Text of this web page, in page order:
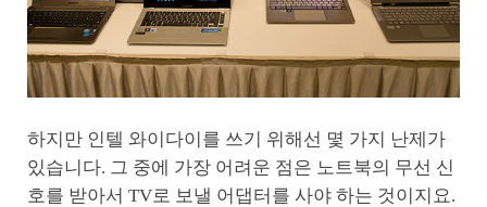
하지만 인텔 와이다이를 쓰기 위해선 몇 가지 난제가
있습니다. 그 중에 가장 어려운 점은 노트북의 무선 신
호를 받아서 TV로 보낼 어댑터를 사야 하는 것이지요.